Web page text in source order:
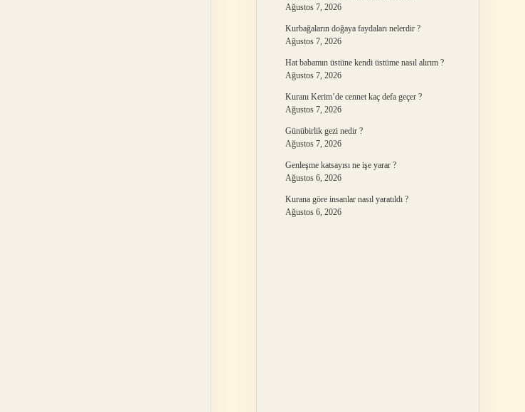
Ağustos 7, 2026
Kurbağaların doğaya faydaları nelerdir ?
Ağustos 7, 2026
Hat babamın üstüne kendi üstüme nasıl alırım ?
Ağustos 7, 2026
Kuranı Kerim’de cennet kaç defa geçer ?
Ağustos 7, 2026
Günübirlik gezi nedir ?
Ağustos 7, 2026
Genleşme katsayısı ne işe yarar ?
Ağustos 6, 2026
Kurana göre insanlar nasıl yaratıldı ?
Ağustos 6, 2026